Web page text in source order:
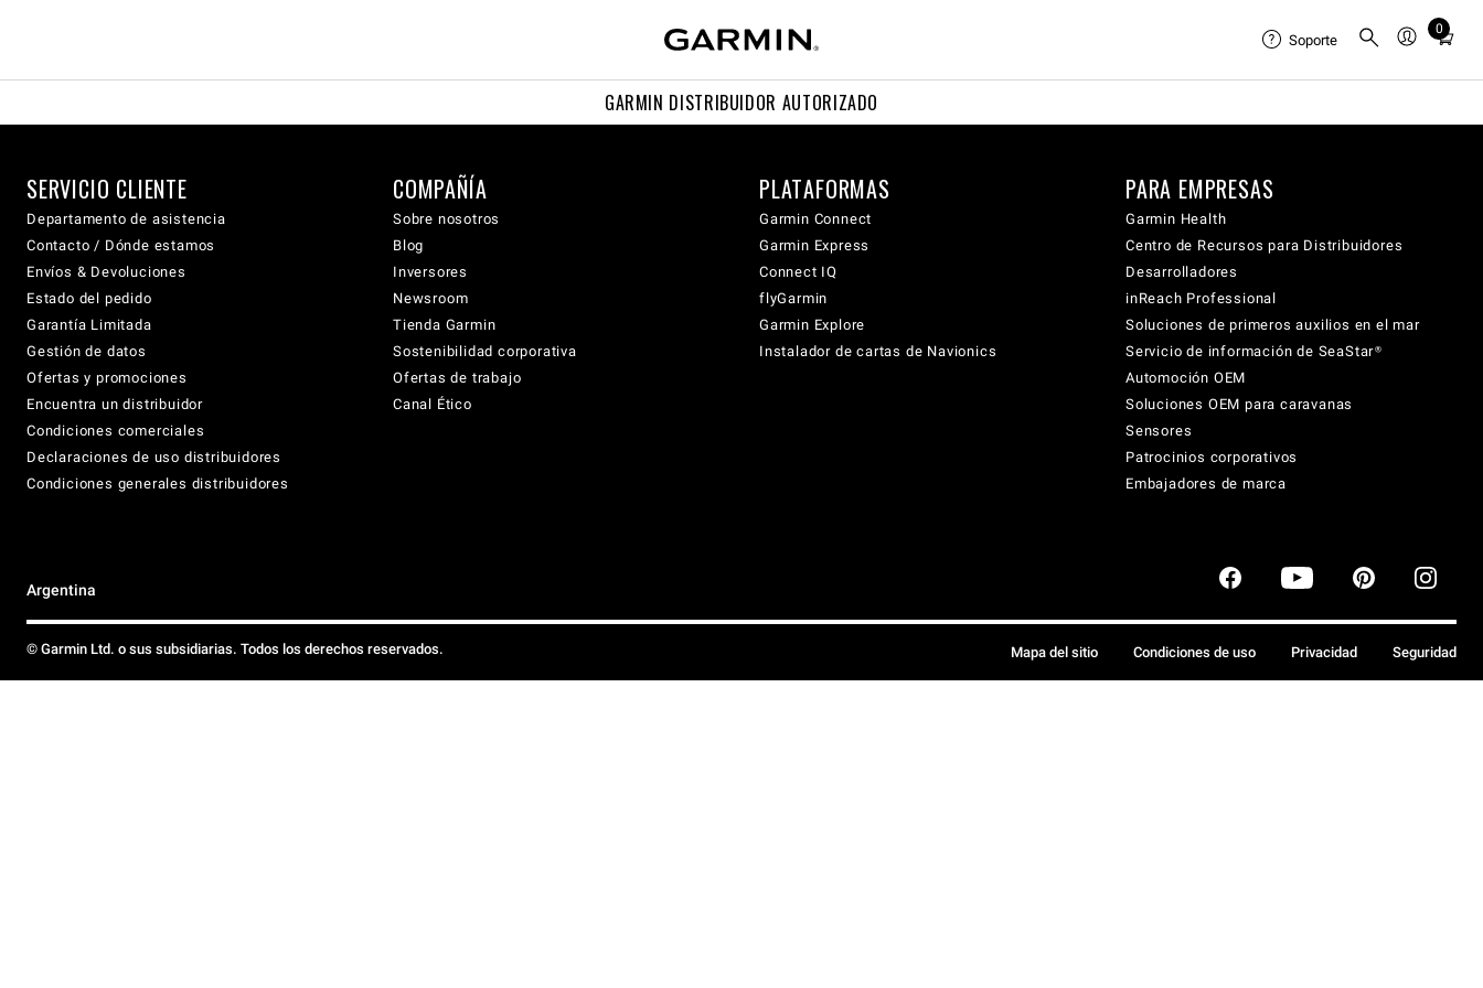
GARMIN DISTRIBUIDOR AUTORIZADO
Soporte
0
Total
cart:
SERVICIO CLIENTE
Departamento de asistencia
Contacto / Dónde estamos
Envíos & Devoluciones
Estado del pedido
Garantía Limitada
Gestión de datos
Ofertas y promociones
Encuentra un distribuidor
Condiciones comerciales
Declaraciones de uso distribuidores
Condiciones generales distribuidores
COMPAÑÍA
Sobre nosotros
Blog
Inversores
Newsroom
Tienda Garmin
Sostenibilidad corporativa
Ofertas de trabajo
Canal Ético
PLATAFORMAS
Garmin Connect
Garmin Express
Connect IQ
flyGarmin
Garmin Explore
Instalador de cartas de Navionics
PARA EMPRESAS
Garmin Health
Centro de Recursos para Distribuidores
Desarrolladores
inReach Professional
Soluciones de primeros auxilios en el mar
Servicio de información de SeaStar®
Automoción OEM
Soluciones OEM para caravanas
Sensores
Patrocinios corporativos
Embajadores de marca
Argentina
© Garmin Ltd. o sus subsidiarias. Todos los derechos reservados. Mapa del sitio Condiciones de uso Privacidad Seguridad